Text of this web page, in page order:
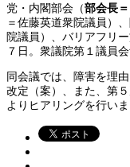
党・内閣部会（部会長
＝佐藤英道衆院議員）
院議員）、バリアフリ
７日。衆議院第１議員
同会議では、障害を理
改定（案）、また、第
よりヒアリングを行いま